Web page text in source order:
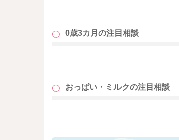
体重の増えも順調なようでしたら
床の上でゴロゴロと遊んでもら
目の前にいる間だけでもいいので
0歳3カ月の注目相談
おっぱい・ミルクの注目相談